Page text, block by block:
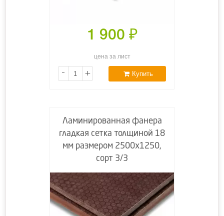
1 900 ₽
цена за лист
- + Купить
Ламинированная фанера
гладкая сетка толщиной 18
мм размером 2500х1250,
сорт 3/3